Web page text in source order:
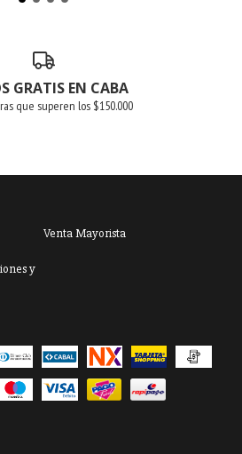
GRATIS EN CABA
que superen los $150.000
Venta Mayorista
y